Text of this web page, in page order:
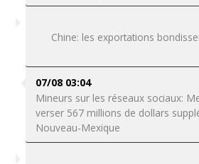
Chine: les exportations
07/08 03:04
Mineurs sur les réseaux sociaux:
verser 567 millions de dollars
Nouveau-Mexique